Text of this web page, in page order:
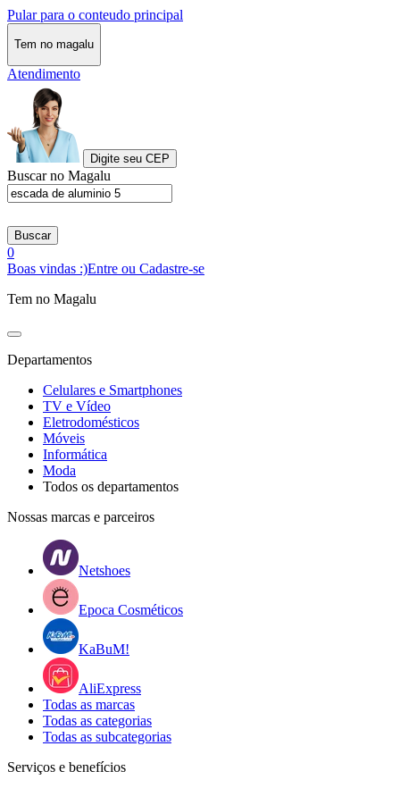
Pular para o conteudo principal
Tem no magalu
Atendimento
Digite seu CEP
Buscar no Magalu
Buscar
0
Boas vindas :)Entre ou Cadastre-se
Tem no Magalu
Departamentos
Celulares e Smartphones
TV e Vídeo
Eletrodomésticos
Móveis
Informática
Moda
Todos os departamentos
Nossas marcas e parceiros
Netshoes
Epoca Cosméticos
KaBuM!
AliExpress
Todas as marcas
Todas as categorias
Todas as subcategorias
Serviços e benefícios